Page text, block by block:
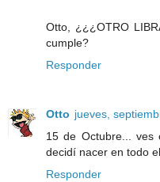
Otto, ¿¿¿OTRO
cumple?
Responder
Otto jueves,
15 de Octubre... ves
decidí nacer en todo
Responder